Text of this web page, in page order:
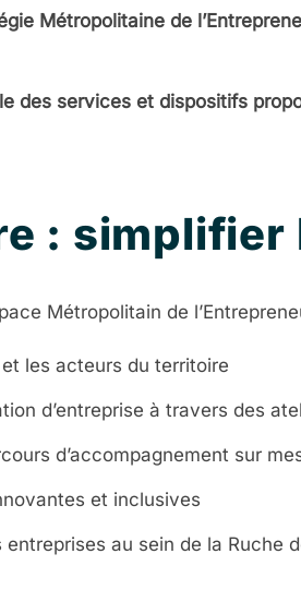
Métropolitaine de
des services et dispositifs
: simplifier
Métropolitain de
les acteurs du territoire
d’entreprise à travers des
d’accompagnement sur
et inclusives
au sein de la Ruche